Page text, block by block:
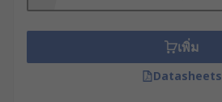
เพิ่ม
Datasheets